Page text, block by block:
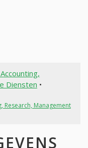
Diensten •
Research, Management